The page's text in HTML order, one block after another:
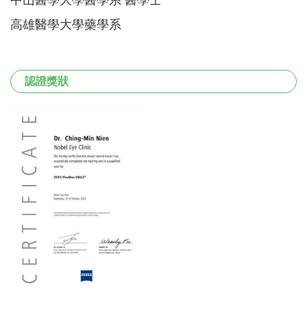
高雄醫學大學藥學系
認證獎狀